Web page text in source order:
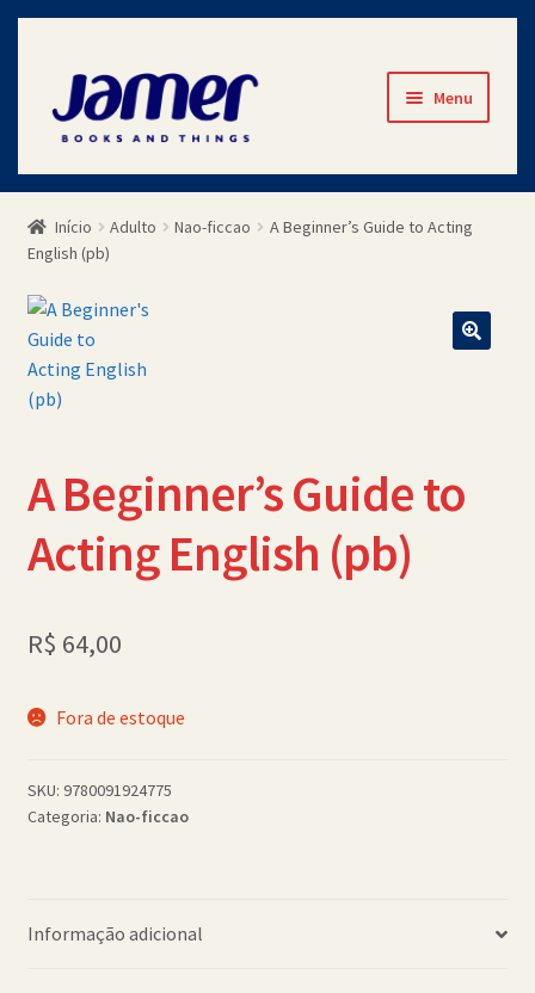
Pular
para
navegação
Pular
para
conteúdo
Menu
Início
Avaliações
Cart
Checkout
Minha Conta
Política de Cookies (BR)
Início Adulto Nao-ficcao
A Beginner’s Guide to Acting
English (pb)
A Beginner’s Guide to
Acting English (pb)
R$ 64,00
Fora de estoque
SKU: 9780091924775
Categoria: Nao-ficcao
Informação adicional